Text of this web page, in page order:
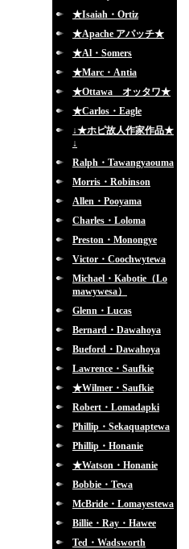
★Isaiah・Ortiz
★Apache アパッチ★
★Al・Somers
★Marc・Antia
★Ottawa オッタワ★
★Carlos・Eagle
↓★ホピ故人作家作品★
↓
Ralph・Tawangyaouma
Morris・Robinson
Allen・Pooyama
Charles・Loloma
Preston・Monongye
Victor・Coochwytewa
Michael・Kabotie（Lo
mawywesa）
Glenn・Lucas
Bernard・Dawahoya
Bueford・Dawahoya
Lawrence・Saufkie
★Wilmer・Saufkie
Robert・Lomadapki
Phillip・Sekaquaptewa
Phillip・Honanie
★Watson・Honanie
Bobbie・Tewa
McBride・Lomayestewa
Billie・Ray・Hawee
Ted・Wadsworth